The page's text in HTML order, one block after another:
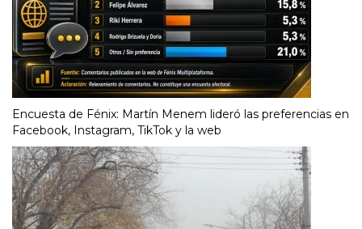
Encuesta de Fénix: Martín Menem lideró las preferencias en
Facebook, Instagram, TikTok y la web